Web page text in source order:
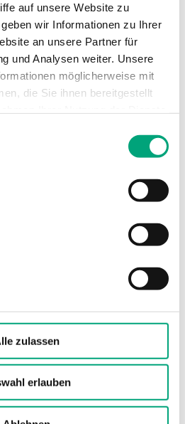
auf unsere Website zu
wir Informationen zu Ihrer
an unsere Partner für
und Analysen weiter. Unsere
möglicherweise mit
die Sie ihnen bereitgestellt
zulassen
erlauben
1-8.5mm
5.5 s/mm
N, 24 V AC/DC oder
10…95 %